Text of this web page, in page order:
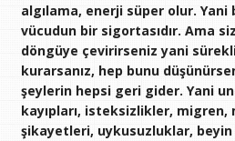
algılama, enerji süper olur.
vücudun bir sigortasıdır. Ama
döngüye çevirirseniz yani
kurarsanız, hep bunu
şeylerin hepsi geri gider. Yani
kayıpları, isteksizlikler, migren,
şikayetleri, uykusuzluklar,